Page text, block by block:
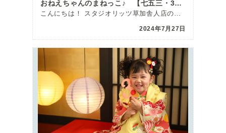
おねえちゃんのまねっこ♪ 【七五三・3歳】
こんにちは！ スタジオリッツ草加舎人店の野村です！ ここ最近、雨に続いて雷がすごいです […]
2024年7月27日